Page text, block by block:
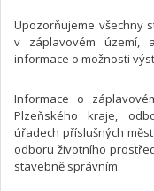
Upozorňujeme všechny
v záplavovém území,
informace o možnosti
Informace o
Plzeňského kraje,
úřadech příslušných
odboru životního
stavebně správním.